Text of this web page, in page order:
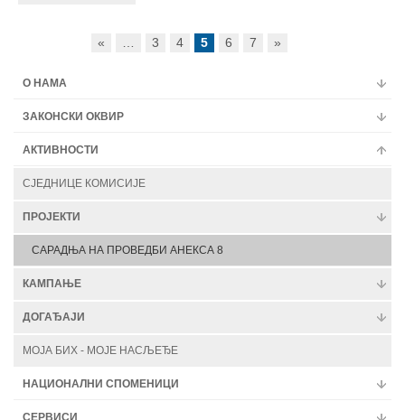
« 3 4 5 6 7 »
О НАМА
ЗАКОНСКИ ОКВИР
АКТИВНОСТИ
СЈЕДНИЦЕ КОМИСИЈЕ
ПРОЈЕКТИ
САРАДЊА НА ПРОВЕДБИ АНЕКСА 8
КАМПАЊЕ
ДОГАЂАЈИ
МОЈА БИХ - МОЈЕ НАСЉЕЂЕ
НАЦИОНАЛНИ СПОМЕНИЦИ
СЕРВИСИ